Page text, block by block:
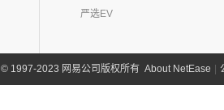
严选EV
©1997-2023 网易公司版权所有 About NetEase